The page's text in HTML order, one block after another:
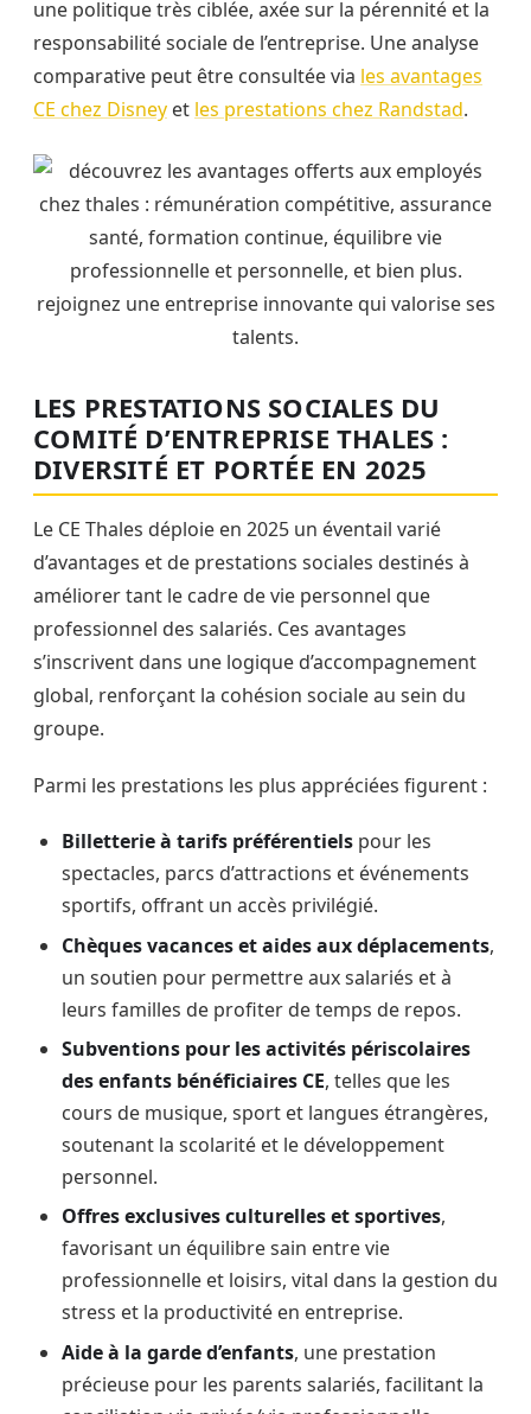
une politique très ciblée, axée sur la pérennité et la
responsabilité sociale de l’entreprise. Une analyse
comparative peut être consultée via les avantages
CE chez Disney et les prestations chez Randstad.
LES PRESTATIONS SOCIALES DU
COMITÉ D’ENTREPRISE THALES :
DIVERSITÉ ET PORTÉE EN 2025
Le CE Thales déploie en 2025 un éventail varié
d’avantages et de prestations sociales destinés à
améliorer tant le cadre de vie personnel que
professionnel des salariés. Ces avantages
s’inscrivent dans une logique d’accompagnement
global, renforçant la cohésion sociale au sein du
groupe.
Parmi les prestations les plus appréciées figurent :
Billetterie à tarifs préférentiels pour les
spectacles, parcs d’attractions et événements
sportifs, offrant un accès privilégié.
Chèques vacances et aides aux déplacements,
un soutien pour permettre aux salariés et à
leurs familles de profiter de temps de repos.
Subventions pour les activités périscolaires
des enfants bénéficiaires CE, telles que les
cours de musique, sport et langues étrangères,
soutenant la scolarité et le développement
personnel.
Offres exclusives culturelles et sportives,
favorisant un équilibre sain entre vie
professionnelle et loisirs, vital dans la gestion du
stress et la productivité en entreprise.
Aide à la garde d’enfants, une prestation
précieuse pour les parents salariés, facilitant la